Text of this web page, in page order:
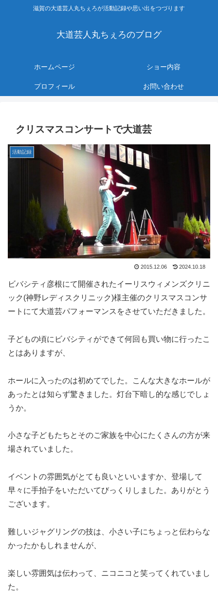
滋賀の大道芸人丸ちぇろが活動記録や思い出をつづります
大道芸人丸ちぇろのブログ
ホームページ ショー内容
プロフィール お問い合わせ
クリスマスコンサートで大道芸
活動記録
2015.12.06 2024.10.18
ビバシティ彦根にて開催されたイーリスウィメンズクリニ
ック(神野レディスクリニック)様主催のクリスマスコンサ
ートにて大道芸パフォーマンスをさせていただきました。
子どもの頃にビバシティができて何回も買い物に行ったこ
とはありますが、
ホールに入ったのは初めてでした。こんな大きなホールが
あったとは知らず驚きました。灯台下暗し的な感じでしょ
うか。
小さな子どもたちとそのご家族を中心にたくさんの方が来
場されていました。
イベントの雰囲気がとても良いといいますか、登場して
早々に手拍子をいただいてびっくりしました。ありがとう
ございます。
難しいジャグリングの技は、小さい子にちょっと伝わらな
かったかもしれませんが、
楽しい雰囲気は伝わって、ニコニコと笑ってくれていまし
た。